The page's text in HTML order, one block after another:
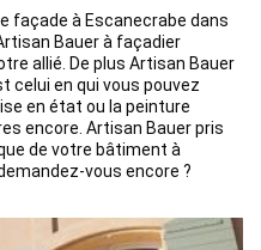
façade à Escanecrabe dans
Bauer à façadier
allié. De plus Artisan Bauer
celui en qui vous pouvez
en état ou la peinture
encore. Artisan Bauer pris
de votre bâtiment à
vous encore ?